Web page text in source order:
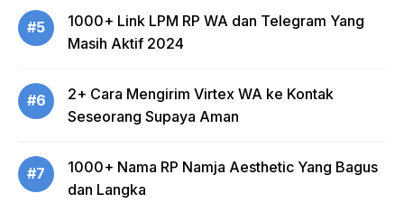
#5
1000+ Link LPM RP WA dan Telegram Yang
Masih Aktif 2024
#6
2+ Cara Mengirim Virtex WA ke Kontak
Seseorang Supaya Aman
#7
1000+ Nama RP Namja Aesthetic Yang Bagus
dan Langka